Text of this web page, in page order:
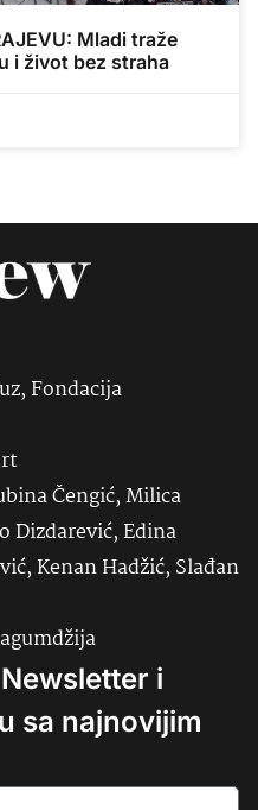
Mladi traže
i život bez straha
Fondacija
Čengić, Milica
Dizdarević, Edina
Kenan Hadžić, Slađan
i
sa najnovijim